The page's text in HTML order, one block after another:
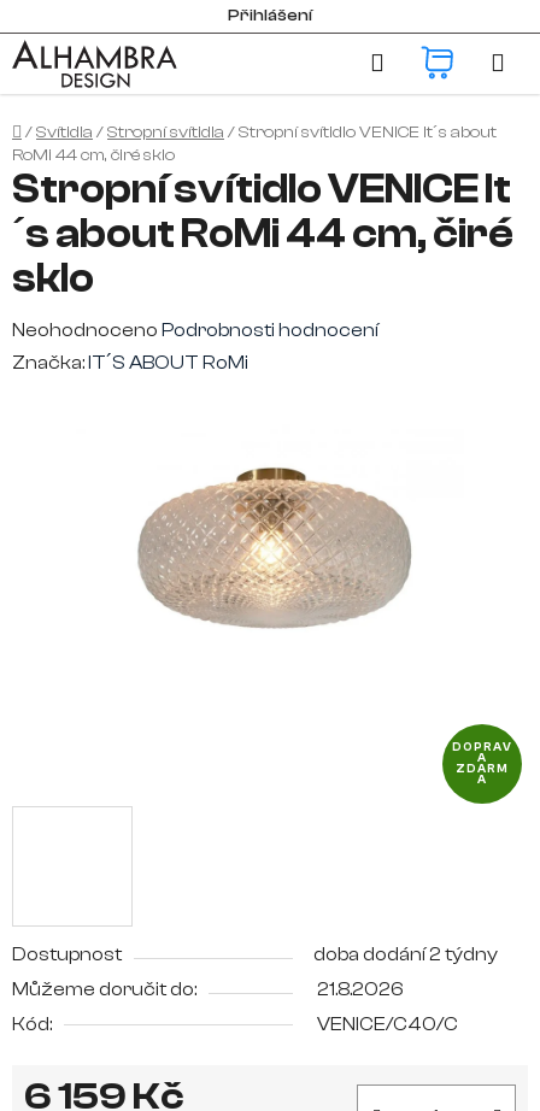
na
obsah
Přihlášení
Hledat
Domů
/Svítidla /Stropní svítidla /Stropní svítidlo VENICE It´s about
RoMi 44 cm, čiré sklo
Dostupnost
doba dodání 2 týdny
Můžeme doručit do:
21.8.2026
Kód:
VENICE/C40/C
6 159 Kč
Stropní svítidlo VENICE It
´s about RoMi 44 cm, čiré
sklo
Průměrné
hodnocení
Neohodnoceno Podrobnosti hodnocení
Značka:IT´S ABOUT RoMi
DOPRAV
A
ZDARM
A